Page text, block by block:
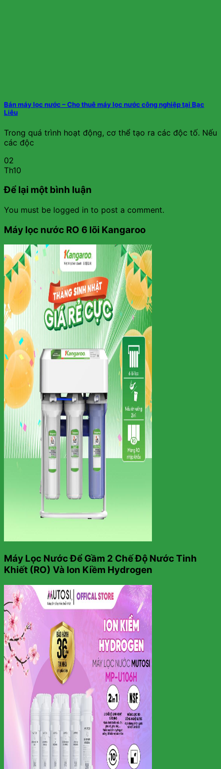
Bán máy lọc nước – Cho thuê máy lọc nước công nghiệp tại Bạc
Liêu
Trong quá trình hoạt động, cơ thể tạo ra các độc tố. Nếu
các độc
02
Th10
Để lại một bình luận
You must be logged in to post a comment.
Máy lọc nước RO 6 lõi Kangaroo
Máy Lọc Nước Để Gầm 2 Chế Độ Nước Tinh
Khiết (RO) Và Ion Kiềm Hydrogen